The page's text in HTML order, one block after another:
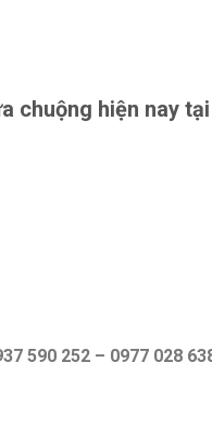
chuộng hiện nay tại
590 252 – 0977 028